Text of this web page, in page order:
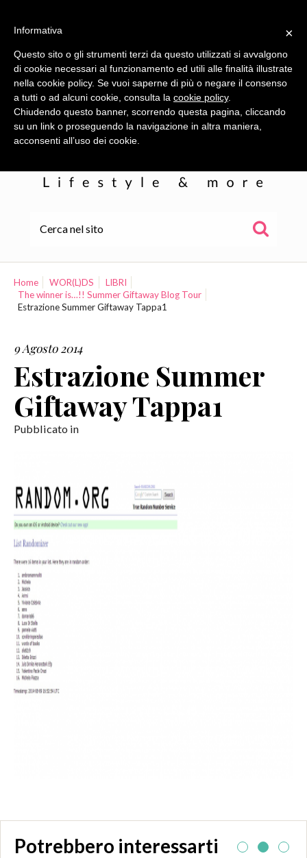
WOR(L)DS
COLLABORAZIONI
CONTATTI
Home WOR(L)DS
LIBRI
The winner is…!! Summer Giftaway Blog Tour
Estrazione Summer Giftaway Tappa1
9 Agosto 2014
Estrazione Summer
Giftaway Tappa1
Pubblicato in
Potrebbero interessarti
×
Informativa
Questo sito o gli strumenti terzi da questo utilizzati si avvalgono
di cookie necessari al funzionamento ed utili alle finalità illustrate
nella cookie policy. Se vuoi saperne di più o negare il consenso
a tutti o ad alcuni cookie, consulta la cookie policy.
Chiudendo questo banner, scorrendo questa pagina, cliccando
su un link o proseguendo la navigazione in altra maniera,
acconsenti all’uso dei cookie.